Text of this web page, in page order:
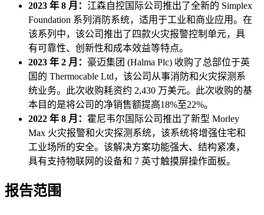
2023 年 8 月： 江森自控国际公司推出了全新的 Simplex
Foundation 系列消防系统，适用于工业和商业应用。在
该系列中，该公司推出了四款火灾报警控制单元，具
有可靠性、创新性和成本效益等特点。
2023 年 2 月： 豪迈集团 (Halma Plc) 收购了总部位于英
国的 Thermocable Ltd，该公司从事消防和火灾探测系
统业务。此次收购耗资约 2,430 万美元。此次收购的基
本目的是将公司的净销售额提高18%至22%。
2022 年 8 月： 霍尼韦尔国际公司推出了新型 Morley
Max 火灾报警和火灾探测系统，该系统将增强住宅和
工业场所的安全。该解决方案功能强大、结构紧凑，
具有支持物联网的设备和 7 英寸触摸屏操作面板。
报告范围